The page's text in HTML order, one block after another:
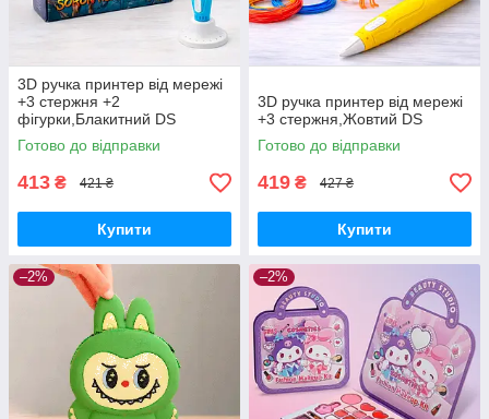
3D ручка принтер від мережі
+3 стержня +2
фігурки,Блакитний DS
Готово до відправки
413 ₴ 421 ₴
Купити
3D ручка принтер від мережі
+3 стержня,Жовтий DS
Готово до відправки
419 ₴ 427 ₴
Купити
–2% –2%